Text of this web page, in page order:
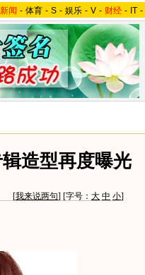
新闻 - 体育 - S - 娱乐 - V - 财经 - IT -
造型再度曝光
[我来说两句] [字号： 大 中 小]